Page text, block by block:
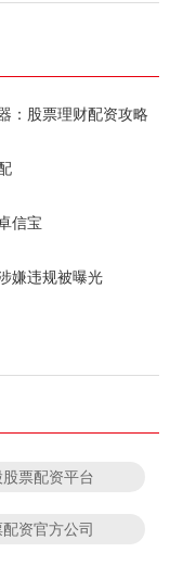
：股票理财配资攻略
信宝
嫌违规被曝光
票配资平台
资官方公司